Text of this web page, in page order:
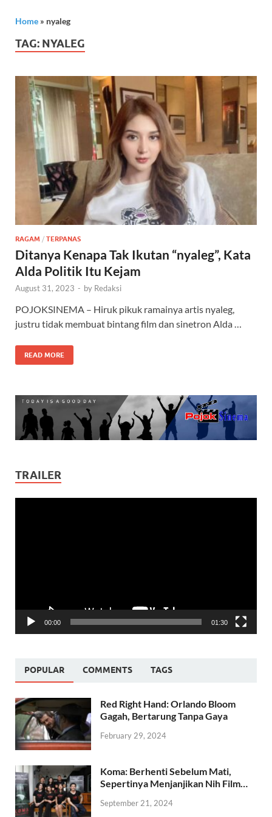
Home » nyaleg
TAG: NYALEG
RAGAM / TERPANAS
Ditanya Kenapa Tak Ikutan “nyaleg”, Kata
Alda Politik Itu Kejam
August 31, 2023 - by Redaksi
POJOKSINEMA – Hiruk pikuk ramainya artis nyaleg,
justru tidak membuat bintang film dan sinetron Alda …
READ MORE
TRAILER
00:00 01:30
POPULAR COMMENTS TAGS
Red Right Hand: Orlando Bloom
Gagah, Bertarung Tanpa Gaya
February 29, 2024
Koma: Berhenti Sebelum Mati,
Sepertinya Menjanjikan Nih Film…
September 21, 2024